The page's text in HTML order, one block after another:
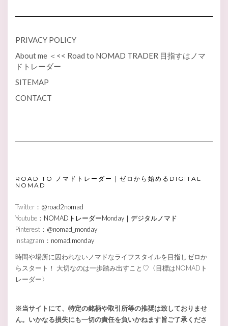
PRIVACY POLICY
About me ＜<< Road to NOMAD TRADER 目指すはノマ
ドトレーダー
SITEMAP
CONTACT
ROAD TO ノマドトレーダー｜ゼロから始めるDIGITAL
NOMAD
Twitter： @road2nomad
Youtube： NOMADトレーダーMonday｜デジタルノマド
Pinterest： @nomad_monday
instagram： nomad.monday
時間や場所に囚われないノマドなライフスタイルを目指しゼロか
らスタート！ 大切なのは一歩踏み出すこと♡〈目標はNOMADト
レーダー〉
※当サイトにて、特定の銘柄や取引所等の推奨は致しておりませ
ん。いかなる損失にも一切の責任を負いかねます旨ご了承くださ